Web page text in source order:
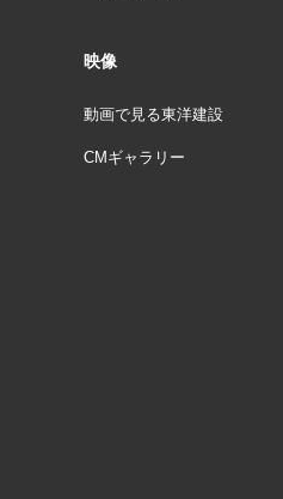
映像
動画で見る東洋建設
CMギャラリー